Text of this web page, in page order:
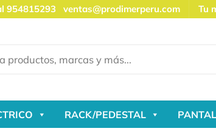
954815293ventas@prodimerperu.com Tu
RACK/PEDESTAL